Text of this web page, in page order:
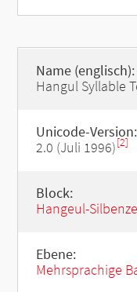
Name (englisch):
Hangul Syllable
Unicode-Version:
2.0 (Juli 1996)[2]
Block:
Hangeul-
Ebene:
Mehrsprachige